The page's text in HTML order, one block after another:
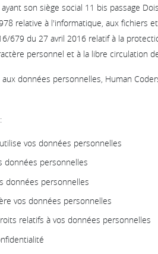
son siège social 11 bis passage
relative à l'informatique, aux ﬁchiers
679 du 27 avril 2016 relatif à la
personnel et à la libre circulation
données personnelles, Human
vos données personnelles
données personnelles
données personnelles
vos données personnelles
relatifs à vos données personnelles